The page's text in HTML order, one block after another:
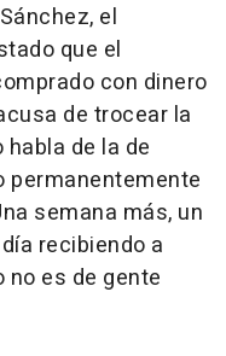
el
que el
con dinero
de trocear la
de la de
permanentemente
semana más, un
recibiendo a
no es de gente